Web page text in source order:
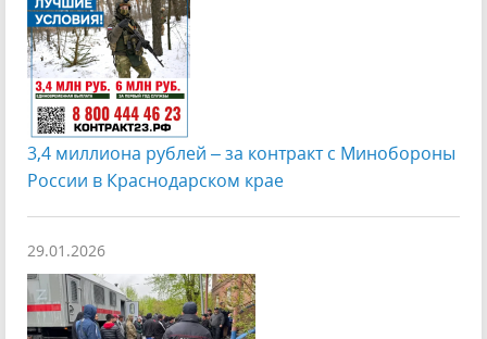
️3,4 миллиона рублей – за контракт с Минобороны
России в Краснодарском крае
29.01.2026